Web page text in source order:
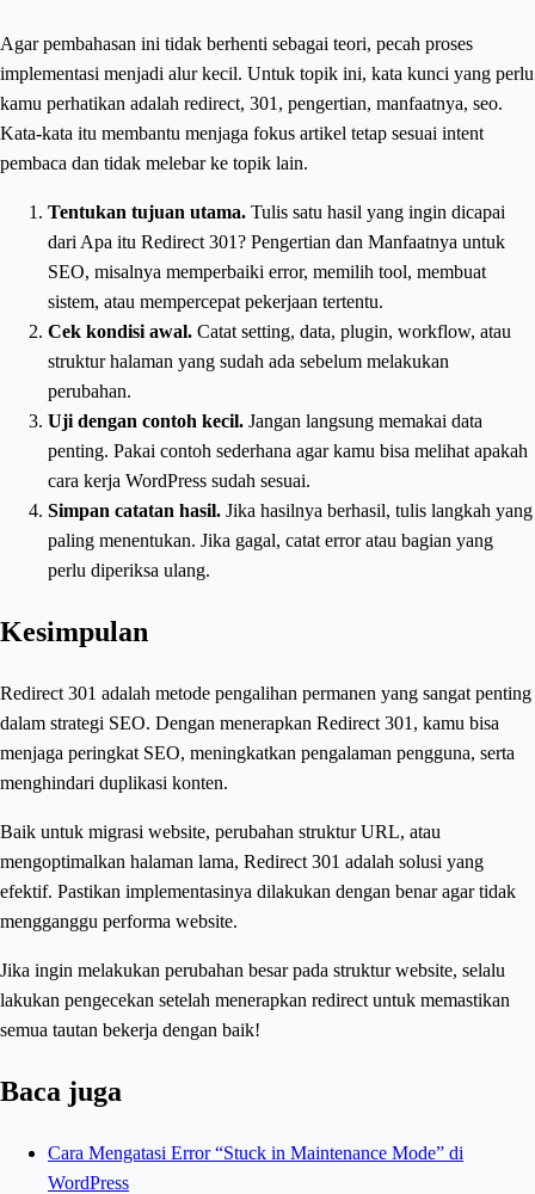
Agar pembahasan ini tidak berhenti sebagai teori, pecah proses
implementasi menjadi alur kecil. Untuk topik ini, kata kunci yang perlu
kamu perhatikan adalah redirect, 301, pengertian, manfaatnya, seo.
Kata-kata itu membantu menjaga fokus artikel tetap sesuai intent
pembaca dan tidak melebar ke topik lain.
Tentukan tujuan utama. Tulis satu hasil yang ingin dicapai
dari Apa itu Redirect 301? Pengertian dan Manfaatnya untuk
SEO, misalnya memperbaiki error, memilih tool, membuat
sistem, atau mempercepat pekerjaan tertentu.
Cek kondisi awal. Catat setting, data, plugin, workflow, atau
struktur halaman yang sudah ada sebelum melakukan
perubahan.
Uji dengan contoh kecil. Jangan langsung memakai data
penting. Pakai contoh sederhana agar kamu bisa melihat apakah
cara kerja WordPress sudah sesuai.
Simpan catatan hasil. Jika hasilnya berhasil, tulis langkah yang
paling menentukan. Jika gagal, catat error atau bagian yang
perlu diperiksa ulang.
Kesimpulan
Redirect 301 adalah metode pengalihan permanen yang sangat penting
dalam strategi SEO. Dengan menerapkan Redirect 301, kamu bisa
menjaga peringkat SEO, meningkatkan pengalaman pengguna, serta
menghindari duplikasi konten.
Baik untuk migrasi website, perubahan struktur URL, atau
mengoptimalkan halaman lama, Redirect 301 adalah solusi yang
efektif. Pastikan implementasinya dilakukan dengan benar agar tidak
mengganggu performa website.
Jika ingin melakukan perubahan besar pada struktur website, selalu
lakukan pengecekan setelah menerapkan redirect untuk memastikan
semua tautan bekerja dengan baik!
Baca juga
Cara Mengatasi Error “Stuck in Maintenance Mode” di
WordPress